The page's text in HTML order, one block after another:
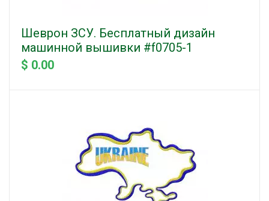
Шеврон ЗСУ. Бесплатный дизайн
машинной вышивки #f0705-1
$ 0.00